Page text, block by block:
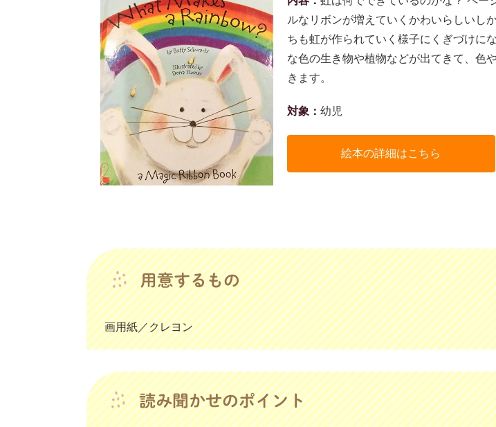
ルなリボンが増えていくかわいらしいし
ちも虹が作られていく様子にくぎづけに
な色の生き物や植物などが出てきて、色
きます。
対象： 幼児
絵本の詳細はこちら
画用紙／クレヨン